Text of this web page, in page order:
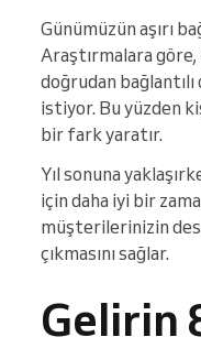
Günümüzün aşırı
Araştırmalara göre,
doğrudan
istiyor. Bu yüzden
bir fark yaratır.
Yıl sonuna
için daha iyi bir
müşterilerinizin
çıkmasını sağlar.
Gelirin